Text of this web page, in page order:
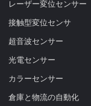
レーザー変位センサー
接触型変位センサ
超音波センサー
光電センサー
カラーセンサー
倉庫と物流の自動化